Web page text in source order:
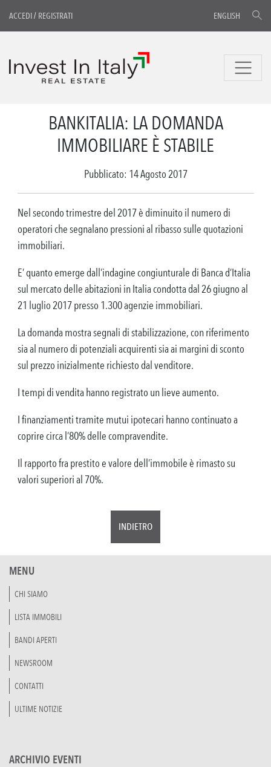
ACCEDI/ REGISTRATI ENGLISH
BANKITALIA: LA DOMANDA
IMMOBILIARE È STABILE
Pubblicato: 14 Agosto 2017
Nel secondo trimestre del 2017 è diminuito il numero di
operatori che segnalano pressioni al ribasso sulle quotazioni
immobiliari.
E’ quanto emerge dall’indagine congiunturale di Banca d’Italia
sul mercato delle abitazioni in Italia condotta dal 26 giugno al
21 luglio 2017 presso 1.300 agenzie immobiliari.
La domanda mostra segnali di stabilizzazione, con riferimento
sia al numero di potenziali acquirenti sia ai margini di sconto
sul prezzo inizialmente richiesto dal venditore.
I tempi di vendita hanno registrato un lieve aumento.
I finanziamenti tramite mutui ipotecari hanno continuato a
coprire circa l’80% delle compravendite.
Il rapporto fra prestito e valore dell’immobile è rimasto su
valori superiori al 70%.
INDIETRO
MENU
CHI SIAMO
LISTA IMMOBILI
BANDI APERTI
NEWSROOM
CONTATTI
ULTIME NOTIZIE
ARCHIVIO EVENTI